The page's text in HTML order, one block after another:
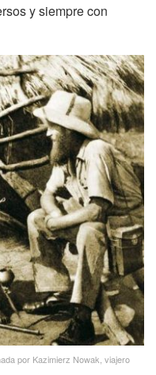
y siempre con
por Kazimierz Nowak, viajero